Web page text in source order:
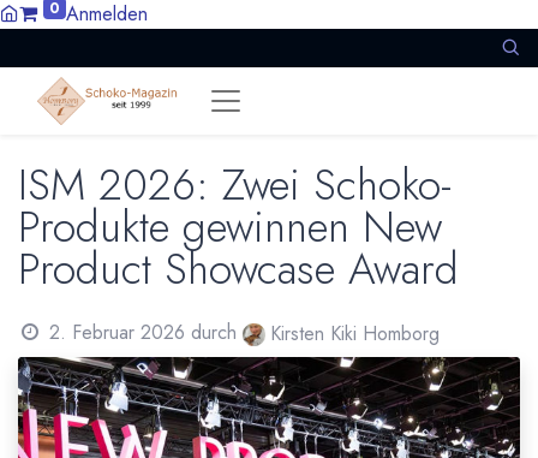
0 Anmelden
ISM 2026: Zwei Schoko-
Produkte gewinnen New
Product Showcase Award
2. Februar 2026 durch Kirsten Kiki Homborg